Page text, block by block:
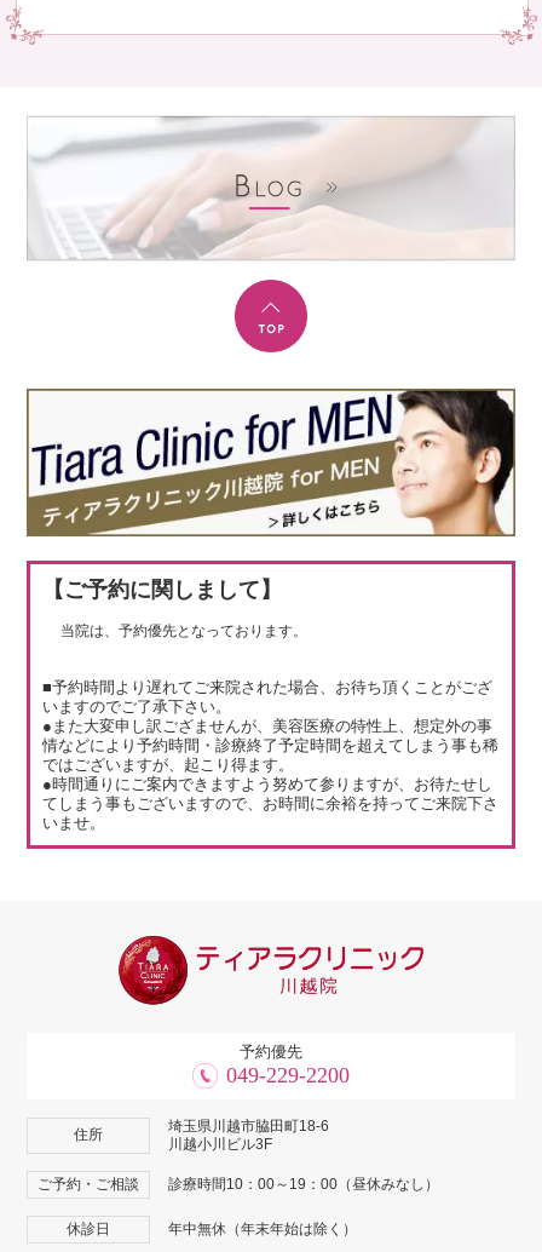
【ご予約に関しまして】
当院は、予約優先となっております。
■予約時間より遅れてご来院された場合、お待ち頂くことがござ
いますのでご了承下さい。
●また大変申し訳ござませんが、美容医療の特性上、想定外の事
情などにより予約時間・診療終了予定時間を超えてしまう事も稀
ではございますが、起こり得ます。
●時間通りにご案内できますよう努めて参りますが、お待たせし
てしまう事もございますので、お時間に余裕を持ってご来院下さ
いませ。
予約優先
049-229-2200
住所
埼玉県川越市脇田町18-6
川越小川ビル3F
ご予約・ご相談 診療時間10：00～19：00（昼休みなし）
休診日 年中無休（年末年始は除く）